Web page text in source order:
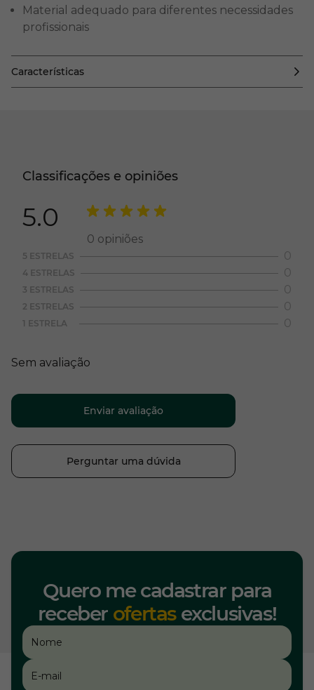
Material adequado para diferentes necessidades
profissionais
Características
Classificações e opiniões
5.0
0 opiniões
5 ESTRELAS 0
4 ESTRELAS 0
3 ESTRELAS 0
2 ESTRELAS 0
1 ESTRELA 0
Sem avaliação
Enviar avaliação
Perguntar uma dúvida
Quero me cadastrar para
receber ofertasexclusivas!